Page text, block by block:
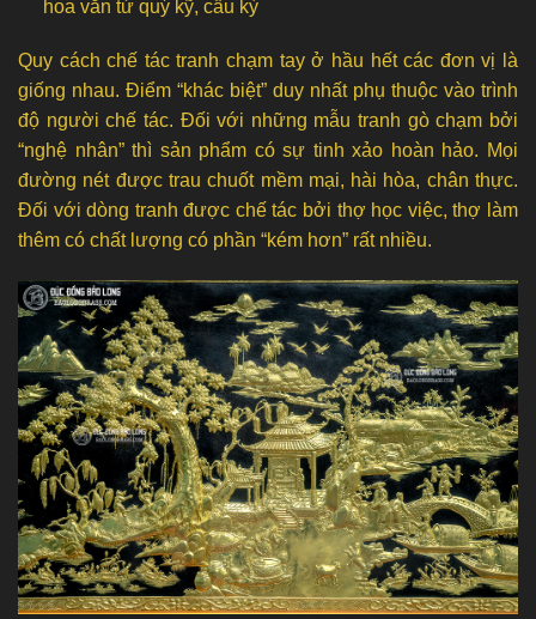
hoa văn tứ quý kỹ, cầu kỳ
Quy cách chế tác tranh chạm tay ở hầu hết các đơn vị là
giống nhau. Điểm “khác biệt” duy nhất phụ thuộc vào trình
độ người chế tác. Đối với những mẫu tranh gò chạm bởi
“nghệ nhân” thì sản phẩm có sự tinh xảo hoàn hảo. Mọi
đường nét được trau chuốt mềm mại, hài hòa, chân thực.
Đối với dòng tranh được chế tác bởi thợ học việc, thợ làm
thêm có chất lượng có phần “kém hơn” rất nhiều.